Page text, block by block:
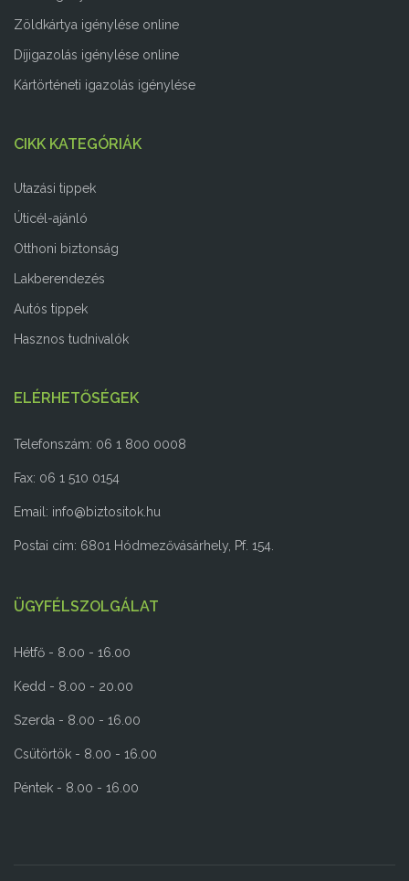
Zöldkártya igénylése online
Díjigazolás igénylése online
Kártörténeti igazolás igénylése
CIKK KATEGÓRIÁK
Utazási tippek
Úticél-ajánló
Otthoni biztonság
Lakberendezés
Autós tippek
Hasznos tudnivalók
ELÉRHETŐSÉGEK
Telefonszám: 06 1 800 0008
Fax: 06 1 510 0154
Email: info@biztositok.hu
Postai cím: 6801 Hódmezővásárhely, Pf. 154.
ÜGYFÉLSZOLGÁLAT
Hétfő - 8.00 - 16.00
Kedd - 8.00 - 20.00
Szerda - 8.00 - 16.00
Csütörtök - 8.00 - 16.00
Péntek - 8.00 - 16.00